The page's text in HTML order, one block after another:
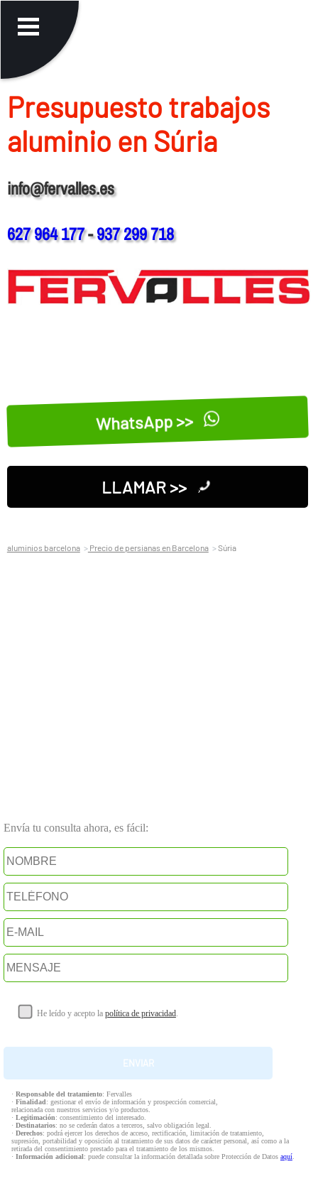
Presupuesto trabajos
aluminio en Súria
info@fervalles.es
627 964 177-937 299 718
WhatsApp >>
LLAMAR >>
aluminios barcelona Precio de persianas en Barcelona Súria
Envía tu consulta ahora, es fácil:
He leído y acepto la política de privacidad.
· Responsable del tratamiento: Fervalles
· Finalidad: gestionar el envío de información y prospección comercial,
relacionada con nuestros servicios y/o productos.
· Legitimación: consentimiento del interesado.
· Destinatarios: no se cederán datos a terceros, salvo obligación legal.
· Derechos: podrá ejercer los derechos de acceso, rectificación, limitación de tratamiento,
supresión, portabilidad y oposición al tratamiento de sus datos de carácter personal, así como a la
retirada del consentimiento prestado para el tratamiento de los mismos.
· Información adicional: puede consultar la información detallada sobre Protección de Datos aquí.